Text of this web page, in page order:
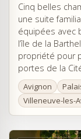
Cinq belles
une suite
équipées avec
l’île de la
propriété pour
portes de la
Avignon
Villeneuve-les-